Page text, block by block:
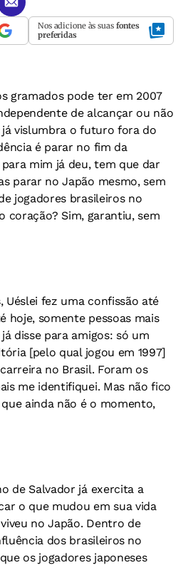
Nos adicione às suas fontes
preferidas
gramados pode ter em 2007
de alcançar ou não
vislumbra o futuro fora do
é parar no fim da
mim já deu, tem que dar
parar no Japão mesmo, sem
jogadores brasileiros no
Sim, garantiu, sem
Uéslei fez uma confissão até
hoje, somente pessoas mais
já disse para amigos: só um
[pelo qual jogou em 1997]
no Brasil. Foram os
me identifiquei. Mas não fico
ainda não é o momento,
de Salvador já exercita a
o que mudou em sua vida
no Japão. Dentro de
dos brasileiros no
os jogadores japoneses